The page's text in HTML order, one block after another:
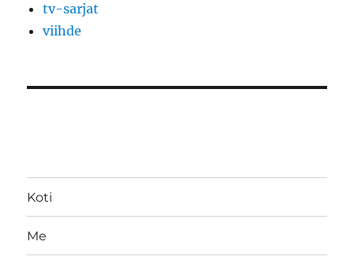
tv-sarjat
viihde
Koti
Me